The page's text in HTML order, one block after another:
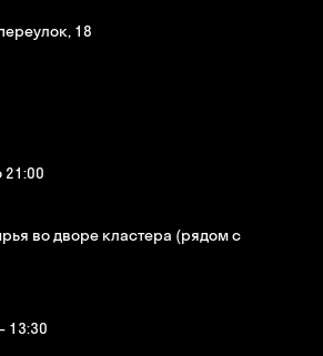
18
21:00
во дворе кластера (рядом с
13:30